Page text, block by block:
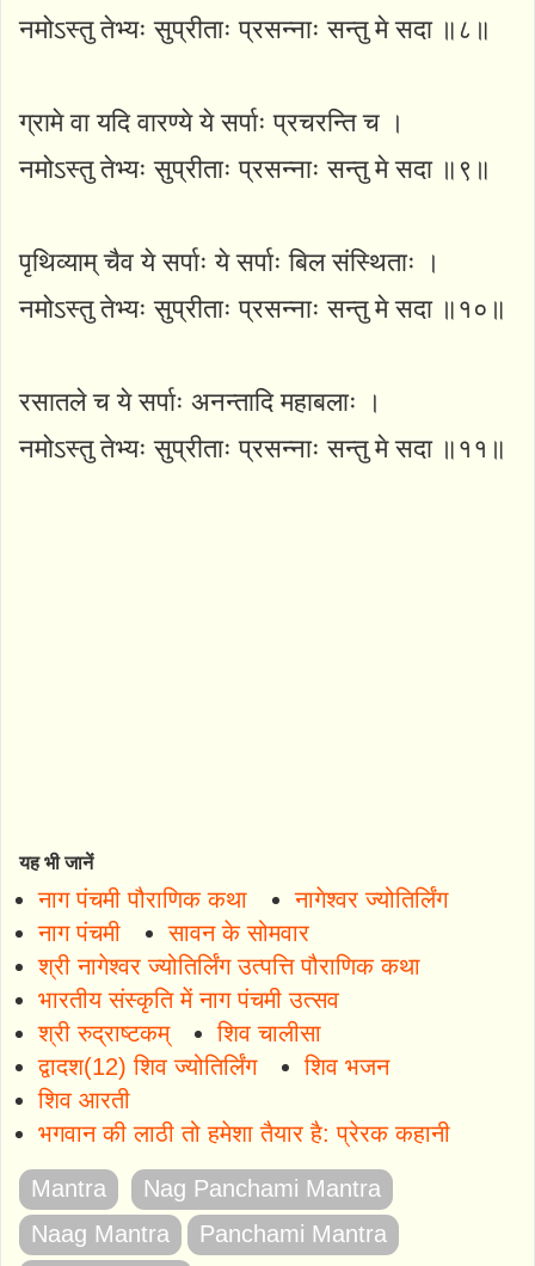
नमोऽस्तु तेभ्यः सुप्रीताः प्रसन्नाः सन्तु मे सदा ॥८॥
ग्रामे वा यदि वारण्ये ये सर्पाः प्रचरन्ति च ।
नमोऽस्तु तेभ्यः सुप्रीताः प्रसन्नाः सन्तु मे सदा ॥९॥
पृथिव्याम् चैव ये सर्पाः ये सर्पाः बिल संस्थिताः ।
नमोऽस्तु तेभ्यः सुप्रीताः प्रसन्नाः सन्तु मे सदा ॥१०॥
रसातले च ये सर्पाः अनन्तादि महाबलाः ।
नमोऽस्तु तेभ्यः सुप्रीताः प्रसन्नाः सन्तु मे सदा ॥११॥
यह भी जानें
नाग पंचमी पौराणिक कथा
नागेश्वर ज्योतिर्लिंग
नाग पंचमी
सावन के सोमवार
श्री नागेश्वर ज्योतिर्लिंग उत्पत्ति पौराणिक कथा
भारतीय संस्कृति में नाग पंचमी उत्सव
श्री रुद्राष्टकम्
शिव चालीसा
द्वादश(12) शिव ज्योतिर्लिंग
शिव भजन
शिव आरती
भगवान की लाठी तो हमेशा तैयार है: प्रेरक कहानी
Mantra
Nag Panchami Mantra
Naag Mantra
Panchami Mantra